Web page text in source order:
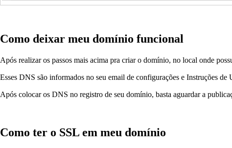
Como deixar meu domínio funcional
Após realizar os passos mais acima pra criar o domínio, no local onde
Esses DNS são informados no seu email de configurações e Instruções
Após colocar os DNS no registro de seu domínio, basta aguardar a
Como ter o SSL em meu domínio